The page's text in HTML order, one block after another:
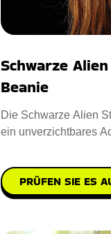
Schwarze
Beanie
Die Schwarze Alien
ein unverzichtbares
PRÜFEN SIE ES